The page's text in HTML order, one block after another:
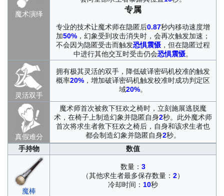
魔术演绎 专属
专业的技术让魔术师在隐匿后0.87秒内移动速度增
加50% ，幻象受到攻击消失时，会再次触发加速；
不会因为隐匿受击而触发恐惧震慑 ，但在隐匿过程
中进行其他交互时受击仍会恐惧震慑。
灵活双手
拥有极其灵活的双手，降低破译密码机校准的触发
概率20% ，增加破译密码机触发校准时成功判定区
域20%。
真假难分
魔术师首次被救下狂欢之椅时，立刻施展逃脱魔
术，在椅子上制造幻象并隐匿自身2秒。此外魔术师
首次将求生者救下狂欢之椅后，自身和该求生者也
都会制造幻象并隐匿自身2秒。
手持物
数值
魔棒
数量： 3
（其他求生者最多保存数量： 2）
冷却时间： 10秒